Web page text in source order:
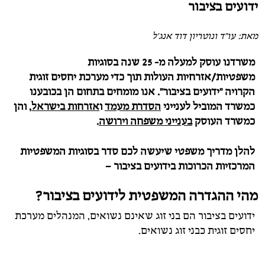
ידועים בציבור
מאת: עו"ד ונוטריון דוד אנג'ל
משרדנו עוסק למעלה מ- 25 שנה בסוגיות
משפטיות/אזרחיות העולות תוך כדי מערכת יחסים זוגית
הקרויה "ידועים בציבור". אנו מומחים בתחום הן בכובענו
כמשרד המוביל לענייניהסדרת מעמדואזרחות בישראל, והן
כמשרד העוסקבענייני משפחה וירושה.
להלן מדריך משפטי שיעשה לכם סדר בסוגיות המשפטיות
המרכזיות הכרוכות בידועים בציבור –
מהי ההגדרה המשפטית לידועים בציבור?
ידועים בציבור הם בני זוג שאינם נשואים, המנהלים מערכת
יחסים זוגית כבני זוג נשואים.